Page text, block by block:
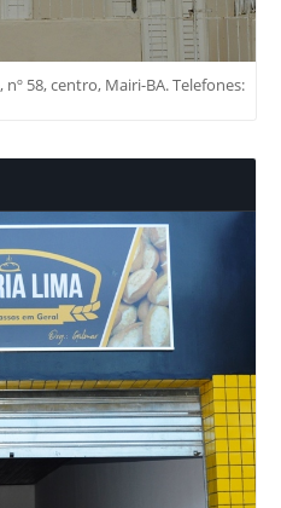
nº 58, centro, Mairi-BA. Telefones: